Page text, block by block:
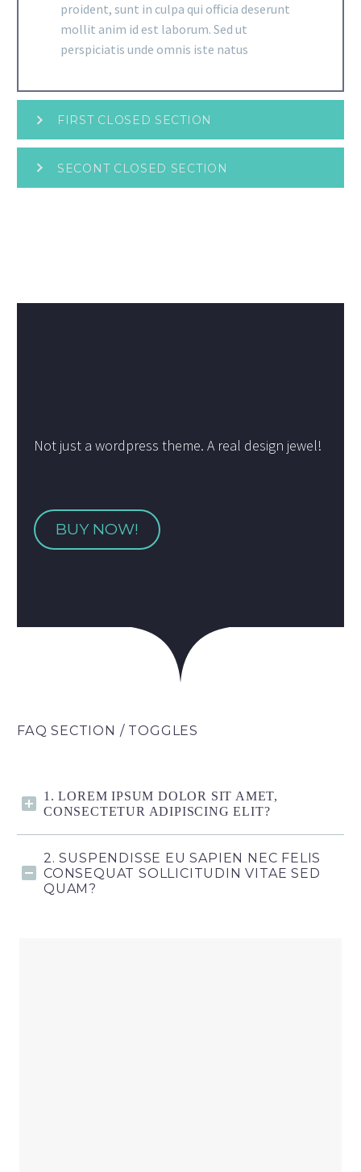
proident, sunt in culpa qui officia deserunt
mollit anim id est laborum. Sed ut
perspiciatis unde omnis iste natus
FIRST CLOSED SECTION
SECONT CLOSED SECTION
Not just a wordpress theme. A real design jewel!
BUY NOW!
FAQ SECTION / TOGGLES
1. LOREM IPSUM DOLOR SIT AMET,
CONSECTETUR ADIPISCING ELIT?
2. SUSPENDISSE EU SAPIEN NEC FELIS
CONSEQUAT SOLLICITUDIN VITAE SED
QUAM?